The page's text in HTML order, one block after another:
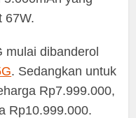
67W.
mulai dibanderol
. Sedangkan untuk
Rp7.999.000,
Rp10.999.000.